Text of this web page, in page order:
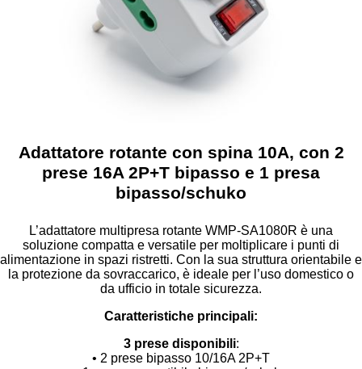
Adattatore rotante con spina 10A, con 2
prese 16A 2P+T bipasso e 1 presa
bipasso/schuko
L’adattatore multipresa rotante WMP-SA1080R è una
soluzione compatta e versatile per moltiplicare i punti di
alimentazione in spazi ristretti. Con la sua struttura orientabile e
la protezione da sovraccarico, è ideale per l’uso domestico o
da ufficio in totale sicurezza.
Caratteristiche principali:
3 prese disponibili:
• 2 prese bipasso 10/16A 2P+T